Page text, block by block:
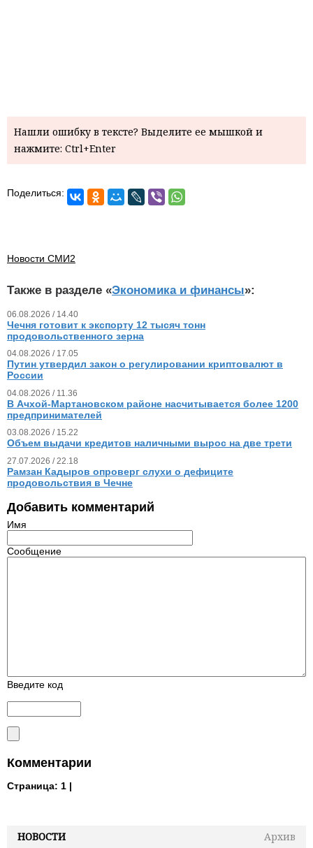
НОВОСТИ
Архив
Нашли ошибку в тексте? Выделите ее мышкой и
нажмите: Ctrl+Enter
Поделиться:
Новости СМИ2
Также в разделе «Экономика и финансы»:
06.08.2026 / 14.40
Чечня готовит к экспорту 12 тысяч тонн
продовольственного зерна
04.08.2026 / 17.05
Путин утвердил закон о регулировании криптовалют в
России
04.08.2026 / 11.36
В Ачхой-Мартановском районе насчитывается более 1200
предпринимателей
03.08.2026 / 15.22
Объем выдачи кредитов наличными вырос на две трети
27.07.2026 / 22.18
Рамзан Кадыров опроверг слухи о дефиците
продовольствия в Чечне
Добавить комментарий
Имя
Сообщение
Введите код
Комментарии
Страница: 1 |